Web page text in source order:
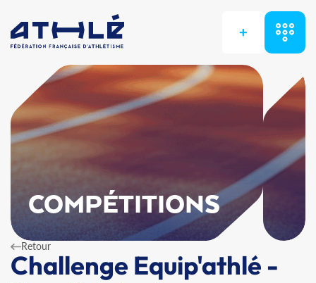
+
COMPÉTITIONS
Retour
Challenge Equip'athlé -